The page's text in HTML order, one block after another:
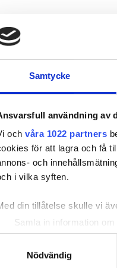
Samtycke
användning av
och våra 1022 partners
för att lagra och få
och
i vilka syften.
din tillåtelse skulle vi
Samla in information
Identifiera din enhet
Ta reda på mer om hur
Nödvändig
ovat peitetty
saumattomasti
Tässä versiossa on
sekä kihartimella että
sisältää 20 palaa, jokainen
rasvan vaikutuksen
kiinnityksen jälkeen
lähellä kiinnikettä, sillä se